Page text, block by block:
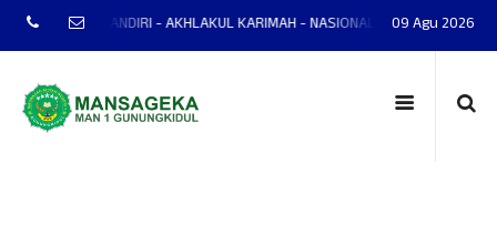
- MANDIRI - AKHLAKUL KARIMAH - NASIONALIS - TERAMPIL - ADAPTIF
09 Agu 2026